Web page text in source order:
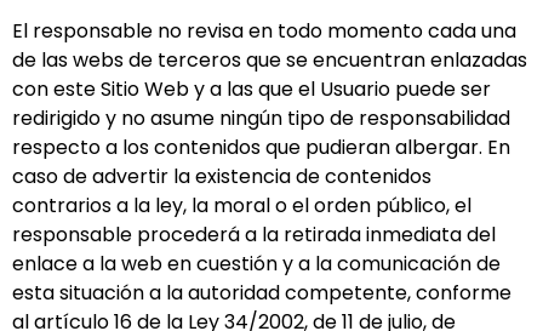
El responsable no revisa en todo momento cada una
de las webs de terceros que se encuentran enlazadas
con este Sitio Web y a las que el Usuario puede ser
redirigido y no asume ningún tipo de responsabilidad
respecto a los contenidos que pudieran albergar. En
caso de advertir la existencia de contenidos
contrarios a la ley, la moral o el orden público, el
responsable procederá a la retirada inmediata del
enlace a la web en cuestión y a la comunicación de
esta situación a la autoridad competente, conforme
al artículo 16 de la Ley 34/2002, de 11 de julio, de